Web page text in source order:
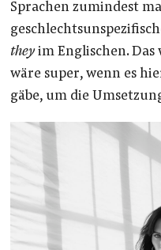
Sprachen zumindest
theyim Englischen. Das
wäre super, wenn es
gäbe, um die